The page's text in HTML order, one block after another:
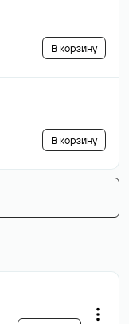
В корзину
В корзину